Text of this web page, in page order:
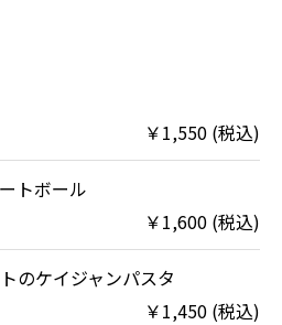
￥1,550 (税込)
トボール
￥1,600 (税込)
のケイジャンパスタ
￥1,450 (税込)